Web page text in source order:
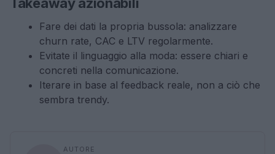
Fare dei dati la propria bussola: analizzare
churn rate, CAC e LTV regolarmente.
Evitate il linguaggio alla moda: essere chiari e
concreti nella comunicazione.
Iterare in base al feedback reale, non a ciò che
sembra trendy.
AUTORE